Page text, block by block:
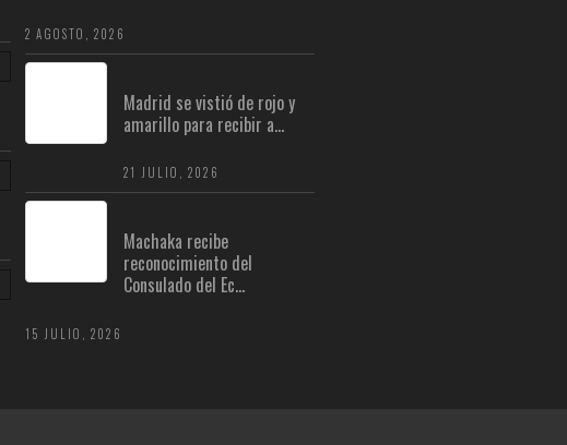
2 AGOSTO, 2026
Madrid se vistió de rojo y
amarillo para recibir a...
21 JULIO, 2026
Machaka recibe
reconocimiento del
Consulado del Ec...
15 JULIO, 2026